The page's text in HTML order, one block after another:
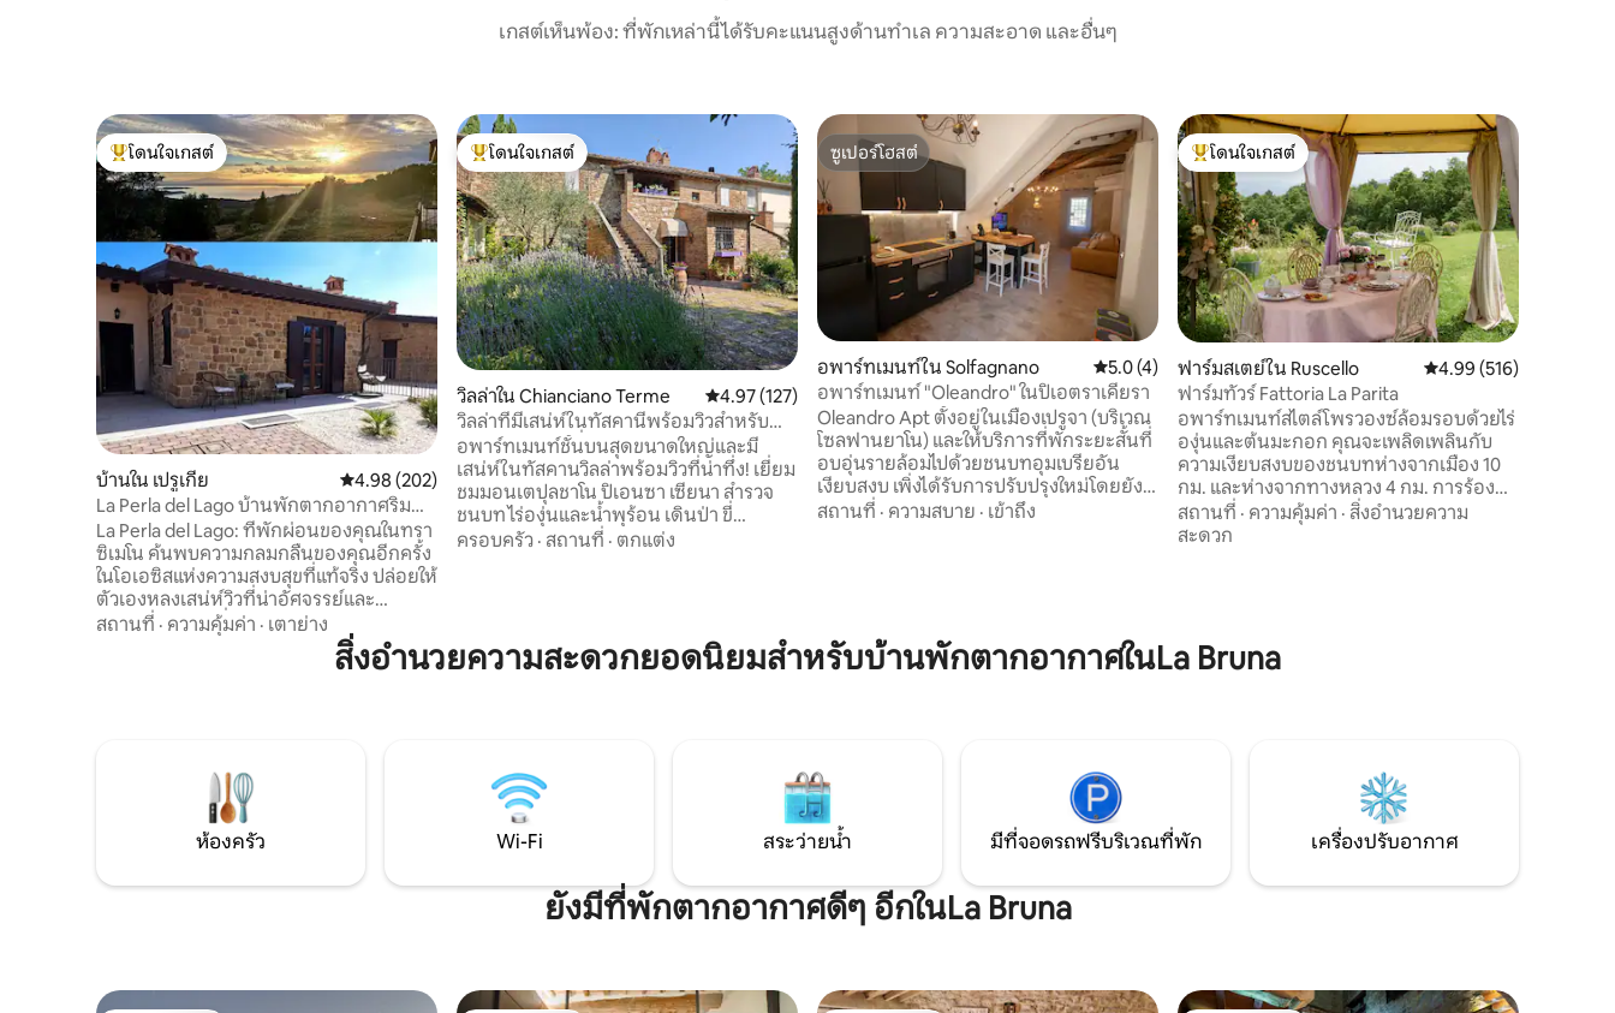
เกสต์เห็นพ้อง: ที่พักเหล่านี้ได้รับคะแนนสูงด้านทำเล ความสะอาด และอื่นๆ
โดนใจเกสต์ที่สุด
โดนใจเกสต์
บ้านใน เปรูเกีย คะแนนเฉลี่ย 4.98 จาก 5, 202 รีวิว
4.98 (202)
La Perla del Lago บ้านพักตากอากาศริม
ทะเลสาบทราซิเมโน
La Perla del Lago: ที่พักผ่อนของคุณในทรา
ซิเมโน ​ค้นพบความกลมกลืนของคุณอีกครั้ง
ในโอเอซิสแห่งความสงบสุขที่แท้จริง ปล่อยให้
ตัวเองหลงเสน่ห์วิวที่น่าอัศจรรย์และ
พระอาทิตย์ตกที่ทะเลสาบมีให้ทุกเย็น บ้าน
พักตากอากาศ La Perla del Lago มองเห็น
ทะเลสาบทราซิเมโนที่สวยงาม ห่างออกไป 8
ขายยา ตู้เอทีเอ็ม และพื้นที่เล่นสำหรับเด็ก
ห่างออกไป 3 กม. มีสระว่ายน้ำที่สวยงาม
สำหรับการพักผ่อนในฤดูร้อน
สถานที่ · ความคุ้มค่า · เตาย่าง
โดนใจเกสต์ที่สุด
โดนใจเกสต์
วิลล่าใน Chianciano Terme คะแนนเฉลี่ย 4.97 จาก 5, 127 รีวิว
4.97 (127)
วิลล่าที่มีเสน่ห์ในทัสคานีพร้อมวิวสำหรับ
ครอบครัวและเพื่อน
อพาร์ทเมนท์ชั้นบนสุดขนาดใหญ่และมี
เสน่ห์ในทัสคานวิลล่าพร้อมวิวที่น่าทึ่ง! เยี่ยม
ชมมอนเตปุลชาโน ปิเอนซา เซียนา สำรวจ
ชนบท ไร่องุ่นและน้ำพุร้อน เดินป่า ขี่
จักรยานไฟฟ้า เดินเล่นหรือขับรถ! ห้องสวี
และการชิมไวน์ คลาสทำอาหาร และอาหาร
ค่ำส่วนตัว อ่างน้ำร้อนใหม่หันหน้าไปทาง
ครอบครัว · สถานที่ · ตกแต่ง
ซูเปอร์โฮสต์
ซูเปอร์โฮสต์
อพาร์ทเมนท์ใน Solfagnano คะแนนเฉลี่ย 5.0 จาก 5, 4 รีวิว
5.0 (4)
อพาร์ทเมนท์ "Oleandro" ในปิเอตราเคียรา
Oleandro Apt ตั้งอยู่ในเมืองเปรูจา (บริเวณ
โซลฟานยาโน) และให้บริการที่พักระยะสั้นที่
อบอุ่นรายล้อมไปด้วยชนบทอุมเบรียอัน
เงียบสงบ เพิ่งได้รับการปรับปรุงใหม่โดยยัง
คงเสน่ห์แบบชนบทของบ้านสไตล์คันทรี
ได้ง่าย: อัสซีซี, กุบบิโอ, สเปลโล, ทะเลสาบท
ราซิเมโน, โทดี, ออร์วีเอโต และเปรูจา
สถานที่ · ความสบาย · เข้าถึง
โดนใจเกสต์ที่สุด
โดนใจเกสต์
ฟาร์มสเตย์ใน Ruscello คะแนนเฉลี่ย 4.99 จาก
4.99 (516)
ฟาร์มทัวร์ Fattoria La Parita
อพาร์ทเมนท์สไตล์โพรวองซ์ล้อมรอบด้วยไร่
องุ่นและต้นมะกอก คุณจะเพลิดเพลินกับ
ความเงียบสงบของชนบทห่างจากเมือง 10
กม. และห่างจากทางหลวง 4 กม. การร้อง
เพลงของลูกเดือยและนกกาเหว่าจะเป็น
เสียงประกอบของห้องนั่งเล่นในขณะที่กวาง
(€10 สำหรับเด็กอายุ 5 ถึง 15 ปี ฟรีสำหรับ
เด็กอายุน้อยกว่า 5 ปี) มี Wallbox EV ให้
สถานที่ · ความคุ้มค่า · สิ่งอำนวยความ
สะดวก
สิ่งอำนวยความสะดวกยอดนิยมสำหรับบ้านพักตากอากาศในLa Bruna
ห้องครัว Wi-Fi สระว่ายน้ำ มีที่จอดรถฟรีบริเวณที่พัก เครื่องปรับอากาศ
ยังมีที่พักตากอากาศดีๆ อีกในLa Bruna